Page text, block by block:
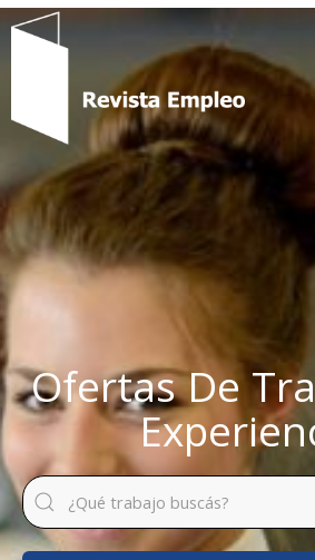
Ir
Ofertas De